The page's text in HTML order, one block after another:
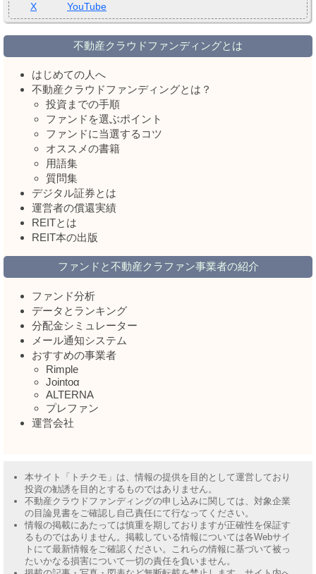
X YouTube
不動産クラウドファンディングとは
はじめての人へ
不動産クラウドファンディングとは？
投資までの手順
ファンドを選ぶポイント
ファンドに当選するコツ
オススメの書籍
用語集
質問集
デジタル証券とは
運営者の償還実績
REITとは
REIT本の出版
ファンドと不動産クラファン事業者の紹介
ファンド分析
データとランキング
分配金シミュレーター
メール通知システム
おすすめの事業者
Rimple
Jointoα
ALTERNA
プレファン
運営会社
本サイト「トチクモ」は、情報の提供を目的として運営しており
投資の勧誘を目的とするものではありません。
不動産クラウドファンディングの申し込みに関しては、対象企業
の目論見書をご確認し自己責任にて行なってください。
情報の掲載にあたっては慎重を期しておりますが正確性を保証す
るものではありません。掲載している情報については各Webサイ
トにて最新情報をご確認ください。これらの情報に基づいて被っ
たいかなる損害について一切の責任を負いません。